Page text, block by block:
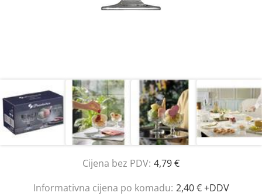
Cijena bez PDV: 4,79 €
Informativna cijena po komadu: 2,40 € +DDV